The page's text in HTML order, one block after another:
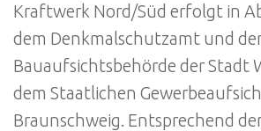
Kraftwerk Nord/Süd erfolgt in
dem Denkmalschutzamt und
Bauaufsichtsbehörde der Stadt
dem Staatlichen
Braunschweig. Entsprechend